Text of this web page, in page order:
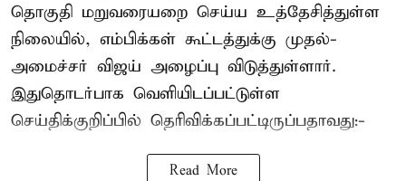
தொகுதி மறுவரையறை செய்ய உத்தேசித்துள்ள
நிலையில், எம்பிக்கள் கூட்டத்துக்கு முதல்-
அமைச்சர் விஜய் அழைப்பு விடுத்துள்ளார்.
இதுதொடர்பாக வெளியிடப்பட்டுள்ள
செய்திக்குறிப்பில் தெரிவிக்கப்பட்டிருப்பதாவது:-
Read More